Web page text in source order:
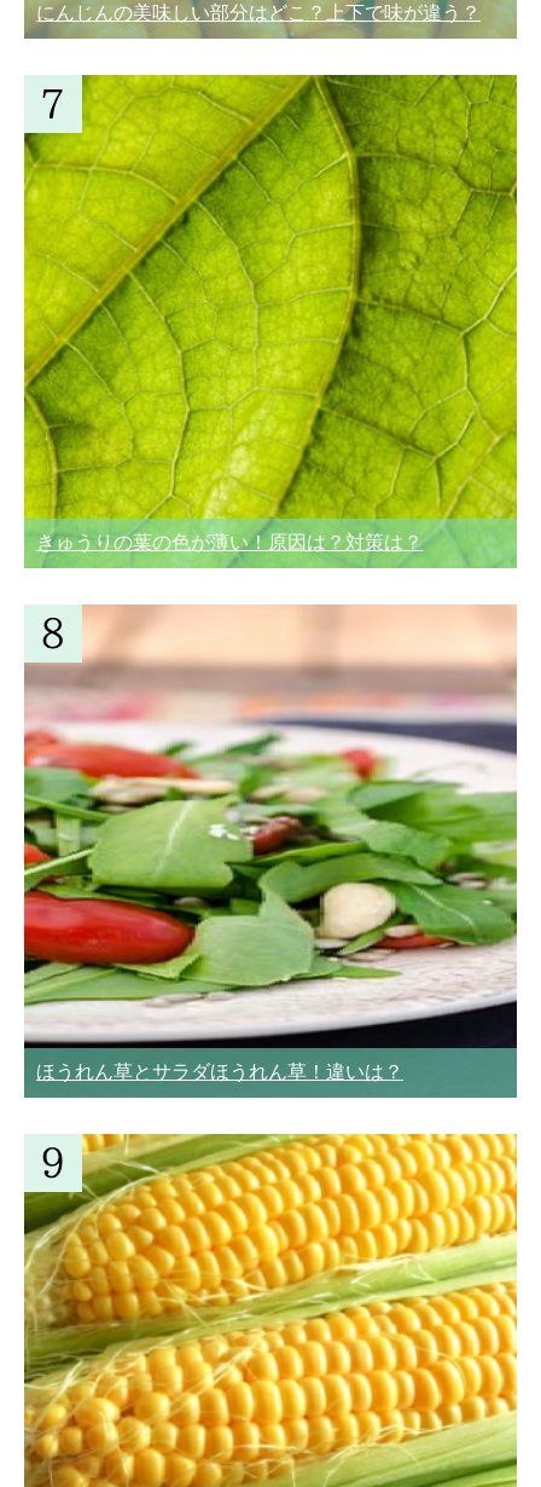
にんじんの美味しい部分はどこ？上下で味が違う？
きゅうりの葉の色が薄い！原因は？対策は？
ほうれん草とサラダほうれん草！違いは？